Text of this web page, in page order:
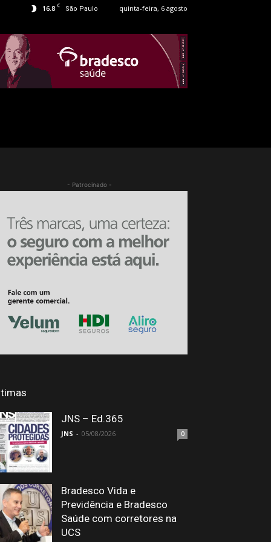
16.8 C São Paulo quinta-feira, 6 agosto
- Patrocinado -
JNS – Ed.365
JNS - 05/08/2026 0
Bradesco Vida e
Previdência e Bradesco
Saúde com corretores na
UCS